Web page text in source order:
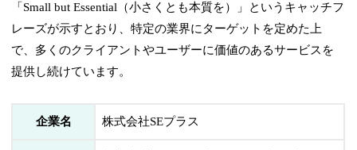
「Small but Essential（小さくとも本質を）」というキャッチフ
レーズが示すとおり、特定の業界にターゲットを定めた上
で、多くのクライアントやユーザーに価値のあるサービスを
提供し続けています。
企業名 株式会社SEプラス